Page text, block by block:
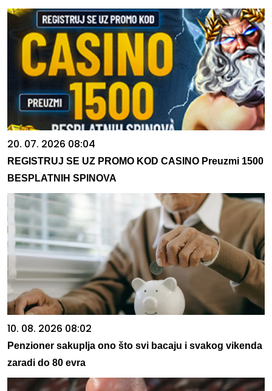
20. 07. 2026 08:04
REGISTRUJ SE UZ PROMO KOD CASINO Preuzmi 1500
BESPLATNIH SPINOVA
10. 08. 2026 08:02
Penzioner sakuplja ono što svi bacaju i svakog vikenda
zaradi do 80 evra